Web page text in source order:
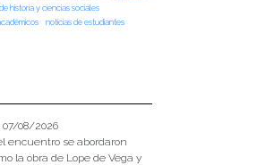
historia y ciencias sociales
noticias de estudiantes
07/08/2026
encuentro se abordaron
la obra de Lope de Vega y